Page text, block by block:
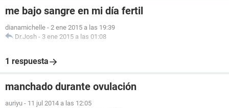
me bajo sangre en mi día fertil
dianamichelle - 2 ene 2015 a las 19:39
Dr.Josh - 3 ene 2015 a las 01:08
1 respuesta
manchado durante ovulación
auriyu - 11 jul 2014 a las 12:05